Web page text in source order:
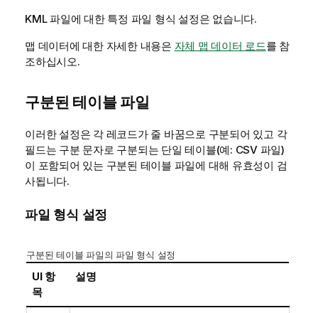
KML파일에 대한 특정 파일 형식 설정은 없습니다.
맵 데이터에 대한 자세한 내용은 자체 맵 데이터 로드를 참
조하십시오.
구분된 테이블 파일
이러한 설정은 각 레코드가 줄 바꿈으로 구분되어 있고 각
필드는 구분 문자로 구분되는 단일 테이블(예: CSV파일)
이 포함되어 있는 구분된 테이블 파일에 대해 유효성이 검
사됩니다.
파일 형식 설정
구분된 테이블 파일의 파일 형식 설정
UI 항
목
설명